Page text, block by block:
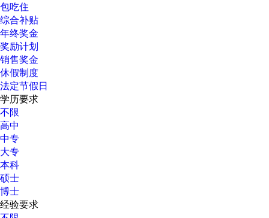
包吃住
综合补贴
年终奖金
奖励计划
销售奖金
休假制度
法定节假日
学历要求
不限
高中
中专
大专
本科
硕士
博士
经验要求